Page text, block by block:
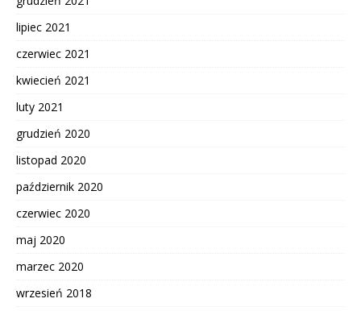
lipiec 2021
czerwiec 2021
kwiecień 2021
luty 2021
grudzień 2020
listopad 2020
październik 2020
czerwiec 2020
maj 2020
marzec 2020
wrzesień 2018